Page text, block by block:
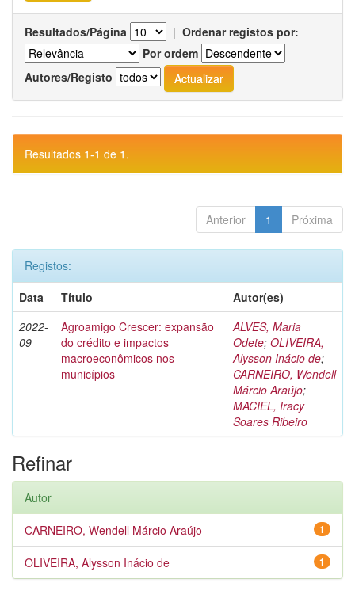
Resultados/Página | Ordenar registos por:
Por ordem
Autores/Registo
Resultados 1-1 de 1.
Anterior 1 Próxima
Registos:
Data
Título
Autor(es)
2022-
09
Agroamigo Crescer: expansão
do crédito e impactos
macroeconômicos nos
municípios
ALVES, Maria
Odete; OLIVEIRA,
Alysson Inácio de;
CARNEIRO, Wendell
Márcio Araújo;
MACIEL, Iracy
Soares Ribeiro
Refinar
Autor
1
CARNEIRO, Wendell Márcio Araújo
1
OLIVEIRA, Alysson Inácio de